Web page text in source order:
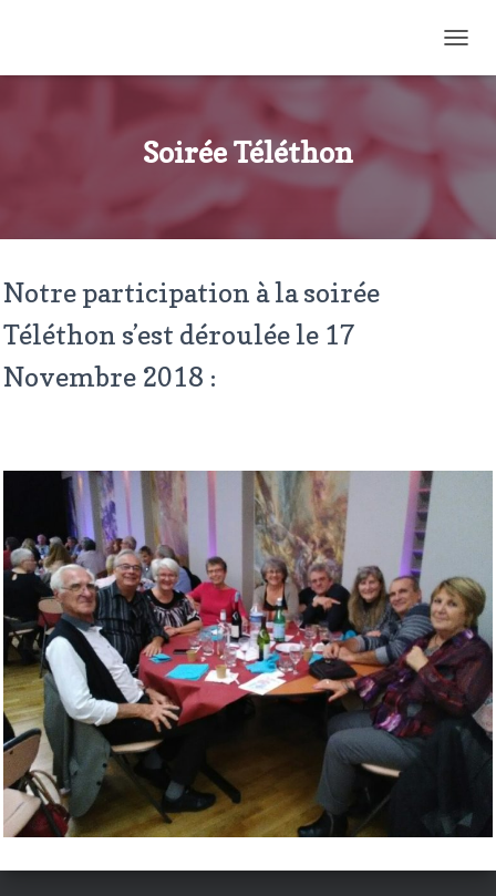
Soirée Téléthon
Notre participation à la soirée
Téléthon s’est déroulée le 17
Novembre 2018 :